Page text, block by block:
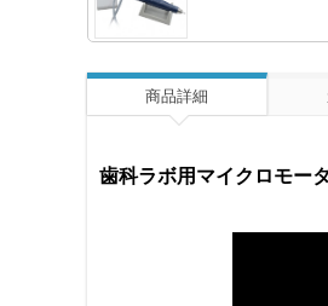
商品詳細
歯科ラボ用マイクロモー